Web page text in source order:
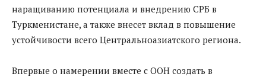
наращиванию потенциала и внедрению СРБ в
Туркменистане, а также внесет вклад в повышение
устойчивости всего Центральноазиатского региона.
Впервые о намерении вместе с ООН создать в